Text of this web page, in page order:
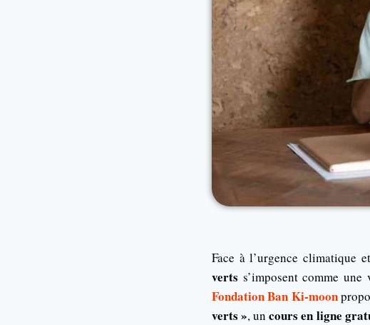
Face à l’urgence climatique
verts s’imposent comme
Fondation Ban Ki-moon
verts », uncours en ligne